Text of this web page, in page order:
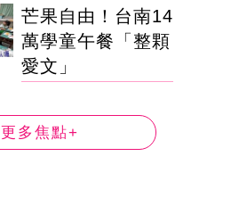
芒果自由！台南14
萬學童午餐「整顆
愛文」
更多焦點+